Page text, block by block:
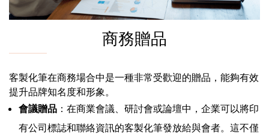
商務贈品
客製化筆在商務場合中是一種非常受歡迎的贈品，能夠有效
提升品牌知名度和形象。
會議贈品 ：在商業會議、研討會或論壇中，企業可以將印
有公司標誌和聯絡資訊的客製化筆發放給與會者。這不僅